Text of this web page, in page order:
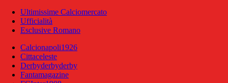
Ultimissime Calciomercato
Ufficialità
Esclusive Romano
Calcionapoli1926
Cittaceleste
Derbyderbyderby
Fantamagazine